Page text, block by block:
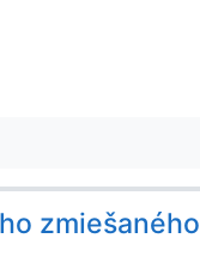
zmiešaného